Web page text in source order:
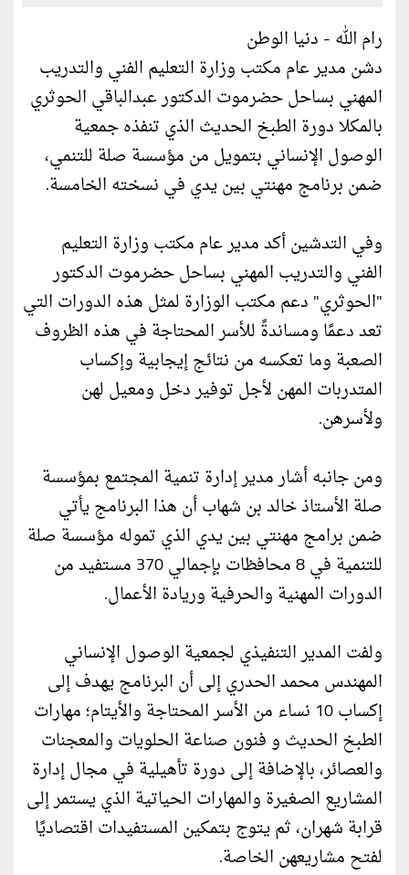
رام الله - دنيا الوطن
دشن مدير عام مكتب وزارة التعليم الفني والتدريب
المهني بساحل حضرموت الدكتور عبدالباقي الحوثري
بالمكلا دورة الطبخ الحديث الذي تنفذه جمعية
الوصول الإنساني بتمويل من مؤسسة صلة للتنمي،
ضمن برنامج مهنتي بين يدي في نسخته الخامسة.
وفي التدشين أكد مدير عام مكتب وزارة التعليم
الفني والتدريب المهني بساحل حضرموت الدكتور
"الحوثري" دعم مكتب الوزارة لمثل هذه الدورات التي
تعد دعمًا ومساندةً للأسر المحتاجة في هذه الظروف
الصعبة وما تعكسه من نتائج إيجابية وإكساب
المتدربات المهن لأجل توفير دخل ومعيل لهن
ولأسرهن.
ومن جانبه أشار مدير إدارة تنمية المجتمع بمؤسسة
صلة الأستاذ خالد بن شهاب أن هذا البرنامج يأتي
ضمن برامج مهنتي بين يدي الذي تموله مؤسسة صلة
للتنمية في 8 محافظات بإجمالي 370 مستفيد من
الدورات المهنية والحرفية وريادة الأعمال.
ولفت المدير التنفيذي لجمعية الوصول الإنساني
المهندس محمد الحدري إلى أن البرنامج يهدف إلى
إكساب 10 نساء من الأسر المحتاجة والأيتام؛ مهارات
الطبخ الحديث و فنون صناعة الحلويات والمعجنات
والعصائر، بالإضافة إلى دورة تأهيلية في مجال إدارة
المشاريع الصغيرة والمهارات الحياتية الذي يستمر إلى
قرابة شهران، ثم يتوج بتمكين المستفيدات اقتصاديًا
لفتح مشاريعهن الخاصة.